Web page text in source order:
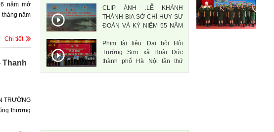
năm mở
năm
Chi tiết
Thanh
TRƯỜNG
thương
CLIP ẢNH .LỄ KHÁNH
THÀNH BIA SỞ CHỈ HUY SƯ
ĐOÀN VÀ KỶ NIỆM 55 NĂM
ANH HÙNG
Phim tài liệu: Đại hội Hội
Trường Sơn xã Hoài Đức
thành phố Hà Nội lần thứ